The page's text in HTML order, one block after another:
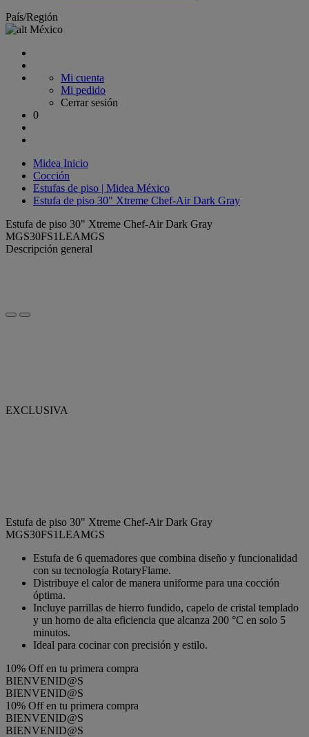
País/Región
México
Mi cuenta
Mi pedido
Cerrar sesión
0
Midea Inicio
Cocción
Estufas de piso | Midea México
Estufa de piso 30" Xtreme Chef-Air Dark Gray
Estufa de piso 30" Xtreme Chef-Air Dark Gray
MGS30FS1LEAMGS
Descripción general
EXCLUSIVA
Estufa de piso 30" Xtreme Chef-Air Dark Gray
MGS30FS1LEAMGS
Estufa de 6 quemadores que combina diseño y funcionalidad
con su tecnología RotaryFlame.
Distribuye el calor de manera uniforme para una cocción
óptima.
Incluye parrillas de hierro fundido, capelo de cristal templado
y un horno de alta eficiencia que alcanza 200 °C en solo 5
minutos.
Ideal para cocinar con precisión y estilo.
10% Off en tu primera compra
BIENVENID@S
BIENVENID@S
10% Off en tu primera compra
BIENVENID@S
BIENVENID@S